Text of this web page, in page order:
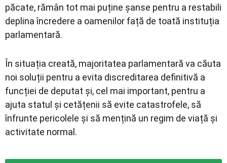
păcate, rămân tot mai puține șanse pentru a restabili
deplina încredere a oamenilor față de toată instituția
parlamentară.
În situația creată, majoritatea parlamentară va căuta
noi soluții pentru a evita discreditarea definitivă a
funcției de deputat și, cel mai important, pentru a
ajuta statul și cetățenii să evite catastrofele, să
înfrunte pericolele și să mențină un regim de viață și
activitate normal.